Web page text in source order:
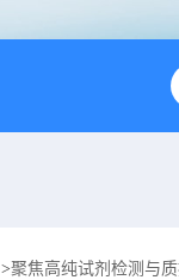
>聚焦高纯试剂检测与